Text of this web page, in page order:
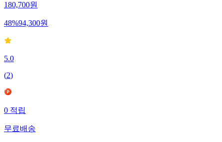
180,700원
48%94,300원
5.0
(2)
0 적립
무료배송